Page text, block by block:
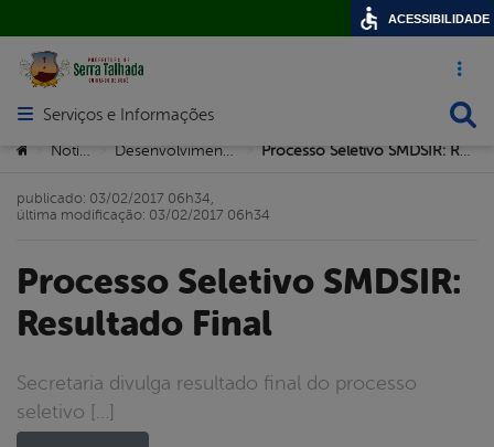
Acesso
Abrir menu principal de navegação
Serviços e Informações
Você está aqui:
> Notícias > Desenvolvimento Social >
Processo Seletivo SMDSIR:
Resultado Final
Secretaria divulga resultado final do processo
seletivo […]
publicado: 03/02/2017 06h34,
última modificação: 03/02/2017 06h34
ACESSIBILIDADE